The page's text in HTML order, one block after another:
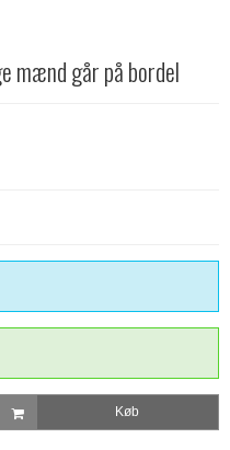
mænd går på bordel
Køb